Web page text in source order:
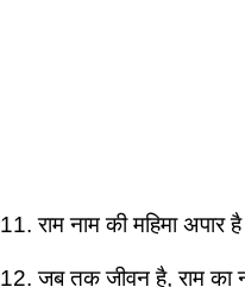
11. राम नाम की महिमा अपार
12. जब तक जीवन है, राम का